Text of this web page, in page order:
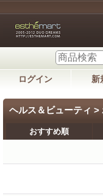
ログイン 新
ヘルス＆ビューティ >
おすすめ順